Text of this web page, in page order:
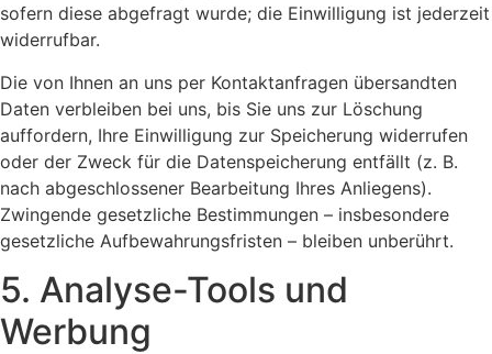
sofern diese abgefragt wurde; die Einwilligung ist jederzeit
widerrufbar.
Die von Ihnen an uns per Kontaktanfragen übersandten
Daten verbleiben bei uns, bis Sie uns zur Löschung
auffordern, Ihre Einwilligung zur Speicherung widerrufen
oder der Zweck für die Datenspeicherung entfällt (z. B.
nach abgeschlossener Bearbeitung Ihres Anliegens).
Zwingende gesetzliche Bestimmungen – insbesondere
gesetzliche Aufbewahrungsfristen – bleiben unberührt.
5. Analyse-Tools und
Werbung